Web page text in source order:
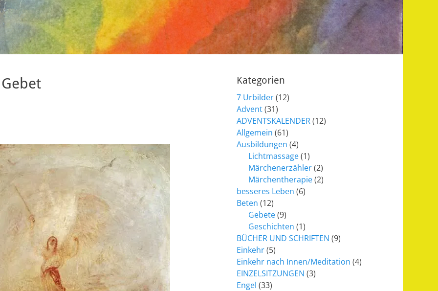
Kategorien
7 Urbilder(12)
Advent(31)
ADVENTSKALENDER(12)
Allgemein (61)
Ausbildungen (4)
Lichtmassage(1)
Märchenerzähler(2)
Märchentherapie(2)
besseres Leben (6)
Beten (12)
Gebete(9)
Geschichten (1)
BÜCHER UND SCHRIFTEN (9)
Einkehr(5)
Einkehr nach Innen/Meditation (4)
EINZELSITZUNGEN (3)
Engel (33)